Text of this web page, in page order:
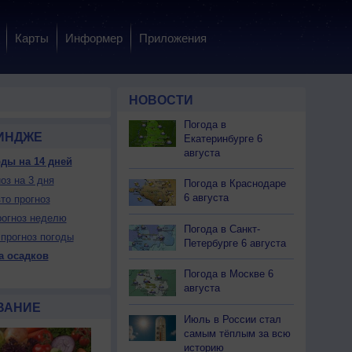
Карты Информер Приложения
9 вс
Вечер
10 пн
Утро
Можно
10 пн
День
Нет
Да
10 пн
Вечер
Нет
11 вт
Да
11 вт
+30 +24 +23 +34 +29
на 14 дней
на 3 дня
прогноз
неделю
погоды
осадков
НОВОСТИ
Погода в
Екатеринбурге 6
августа
Погода в Краснодаре
6 августа
Погода в Санкт-
Петербурге 6 августа
Погода в Москве 6
августа
Июль в России стал
самым тёплым за всю
историю